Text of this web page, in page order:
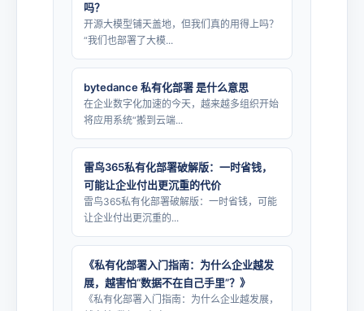
吗？
开源大模型铺天盖地，但我们真的用得上吗？
“我们也部署了大模...
bytedance 私有化部署 是什么意思
在企业数字化加速的今天，越来越多组织开始
将应用系统“搬到云端...
雷鸟365私有化部署破解版：一时省钱，
可能让企业付出更沉重的代价
雷鸟365私有化部署破解版：一时省钱，可能
让企业付出更沉重的...
《私有化部署入门指南：为什么企业越发
展，越害怕“数据不在自己手里”？》
《私有化部署入门指南：为什么企业越发展，